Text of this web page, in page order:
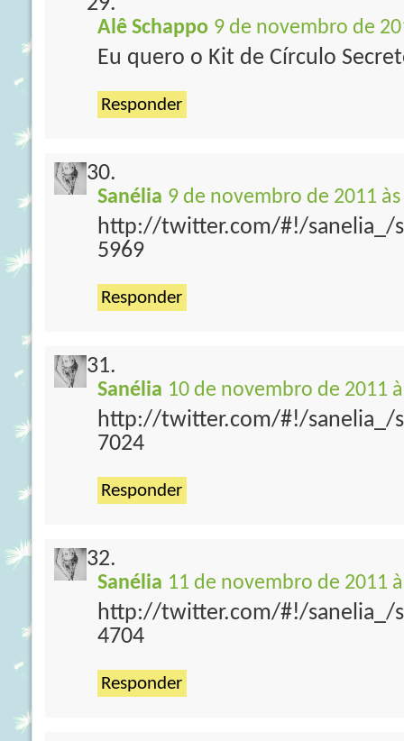
Alê Schappo 9 de novembro de
Eu quero o Kit de Círculo
Responder
Sanélia 9 de novembro de 2011
http://twitter.com/#!/sanelia_/
5969
Responder
Sanélia 10 de novembro de 2011
http://twitter.com/#!/sanelia_/
7024
Responder
Sanélia 11 de novembro de 2011
http://twitter.com/#!/sanelia_/
4704
Responder